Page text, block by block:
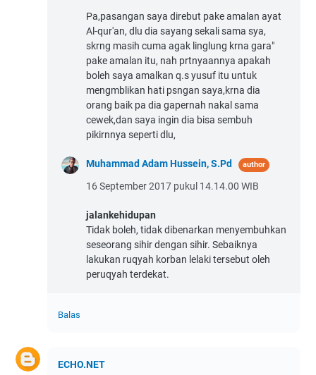
Pa,pasangan saya direbut pake amalan ayat
Al-qur'an, dlu dia sayang sekali sama sya,
skrng masih cuma agak linglung krna gara"
pake amalan itu, nah prtnyaannya apakah
boleh saya amalkan q.s yusuf itu untuk
mengmblikan hati psngan saya,krna dia
orang baik pa dia gapernah nakal sama
cewek,dan saya ingin dia bisa sembuh
pikirnnya seperti dlu,
Muhammad Adam Hussein, S.Pd
16 September 2017 pukul 14.14.00 WIB
jalankehidupan
Tidak boleh, tidak dibenarkan menyembuhkan
seseorang sihir dengan sihir. Sebaiknya
lakukan ruqyah korban lelaki tersebut oleh
peruqyah terdekat.
Balas
ECHO.NET